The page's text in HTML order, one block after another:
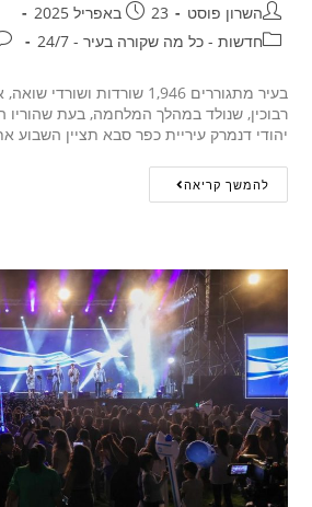
השרון פוסט
23 באפריל 2025
חדשות - כל מה שקורה בעיר - 24/7
בעיר מתגוררים 1,946 שורדות
רבוכין, שנולד במהלך המלחמה, בעת
יהודי דנמרק עיריית כפר סבא תציין השבוע
להמשך קריאה